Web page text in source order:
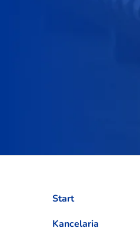
Start
Kancelaria